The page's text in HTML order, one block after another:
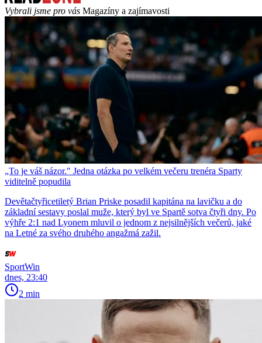
Vybrali jsme pro vás Magazíny a zajímavosti
„To je váš názor." Jedna otázka po velkém večeru trenéra Sparty
viditelně popudila
Devětačtyřicetiletý Brian Priske posadil kapitána na lavičku a do
základní sestavy poslal muže, který byl ve Spartě sotva čtyři dny. Po
výhře 2:1 nad Lyonem mluvil o jednom z nejsilnějších večerů, jaké
na Letné za svého druhého angažmá zažil.
SportWin
dnes, 23:40
2 min